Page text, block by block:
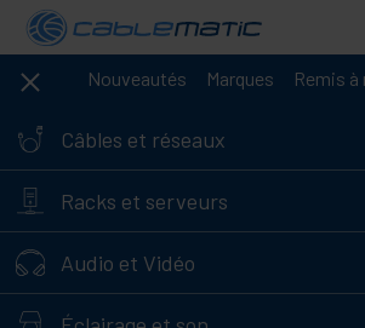
Nouveautés Marques Remis à
Câbles et réseaux
Racks et serveurs
Audio et Vidéo
Horaires